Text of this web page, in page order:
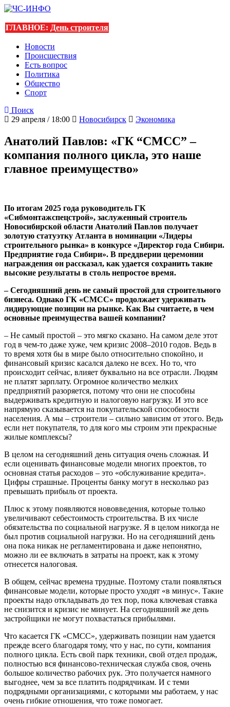
ГЛАВНОЕ: День строителя
Новости
Происшествия
Есть вопрос
Политика
Общество
Спорт
Поиск
29 апреля / 18:00
Новосибирск Экономика
Анатолий Павлов: «ГК “СМСС” –
компания полного цикла, это наше
главное преимущество»
По итогам 2025 года руководитель ГК
«Сибмонтажспецстрой», заслуженный строитель
Новосибирской области Анатолий Павлов получает
золотую статуэтку Атланта в номинации «Лидеры
строительного рынка» в конкурсе «Директор года Сибири.
Предприятие года Сибири». В преддверии церемонии
награждения он рассказал, как удается сохранить такие
высокие результаты в столь непростое время.
– Сегодняшний день не самый простой для строительного
бизнеса. Однако ГК «СМСС» продолжает удерживать
лидирующие позиции на рынке. Как Вы считаете, в чем
основные преимущества вашей компании?
– Не самый простой – это мягко сказано. На самом деле этот
год в чем-то даже хуже, чем кризис 2008–2010 годов. Ведь в
то время хотя бы в мире было относительно спокойно, и
финансовый кризис касался далеко не всех. Но то, что
происходит сейчас, влияет буквально на все отрасли. Людям
не платят зарплату. Огромное количество мелких
предприятий разоряется, потому что они не способны
выдерживать кредитную и налоговую нагрузку. И это все
напрямую сказывается на покупательской способности
населения. А мы – строители – сильно зависим от этого. Ведь
если нет покупателя, то для кого мы строим эти прекрасные
жилые комплексы?
В целом на сегодняшний день ситуация очень сложная. И
если оценивать финансовые модели многих проектов, то
основная статья расходов – это «обслуживание кредита».
Цифры страшные. Проценты банку могут в несколько раз
превышать прибыль от проекта.
Плюс к этому появляются нововведения, которые только
увеличивают себестоимость строительства. В их числе
обязательства по социальной нагрузке. Я в целом никогда не
был против социальной нагрузки. Но на сегодняшний день
она пока никак не регламентирована и даже непонятно,
можно ли ее включать в затраты на проект, как к этому
отнесется налоговая.
В общем, сейчас времена трудные. Поэтому стали появляться
финансовые модели, которые просто уходят «в минус». Такие
проекты надо откладывать до тех пор, пока ключевая ставка
не снизится и кризис не минует. На сегодняшний же день
застройщики не могут похвастаться прибылями.
Что касается ГК «СМСС», удерживать позиции нам удается
прежде всего благодаря тому, что у нас, по сути, компания
полного цикла. Есть свой парк техники, свой отдел продаж,
полностью вся финансово-техническая служба своя, очень
большое количество рабочих рук. Это получается намного
выгоднее, чем за все платить подрядчикам. И с теми
подрядными организациями, с которыми мы работаем, у нас
очень гибкие отношения, что тоже помогает.